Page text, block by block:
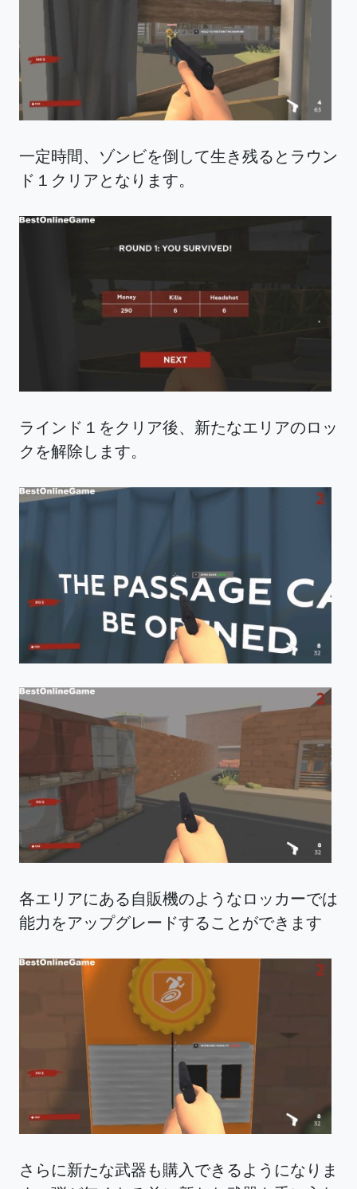
一定時間、ゾンビを倒して生き残るとラウン
ド１クリアとなります。
ラインド１をクリア後、新たなエリアのロッ
クを解除します。
各エリアにある自販機のようなロッカーでは
能力をアップグレードすることができます
さらに新たな武器も購入できるようになりま